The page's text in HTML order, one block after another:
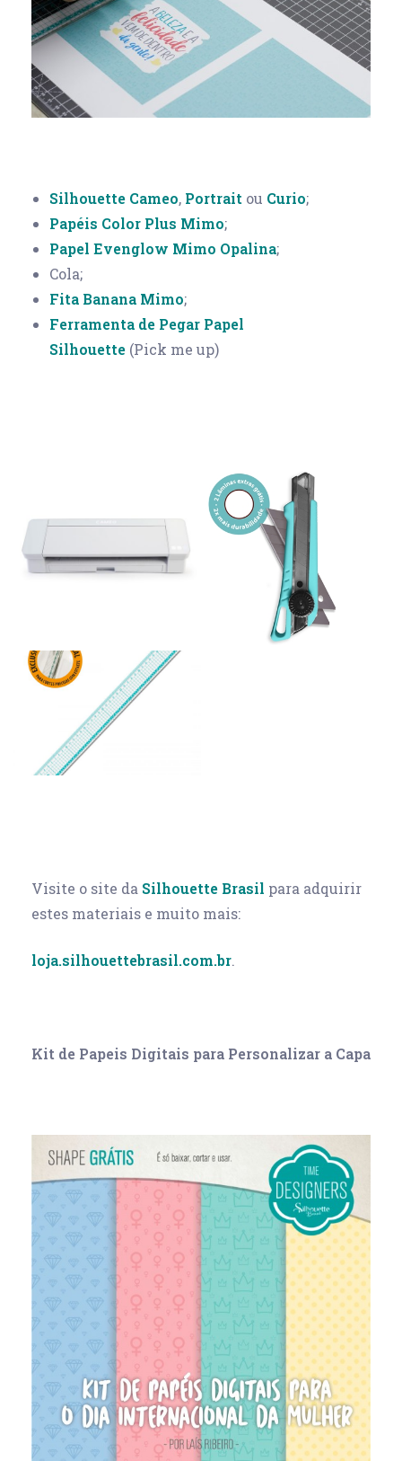
Silhouette Cameo, Portrait ou Curio;
Papéis Color Plus Mimo;
Papel Evenglow Mimo Opalina;
Cola;
Fita Banana Mimo;
Ferramenta de Pegar Papel
Silhouette (Pick me up)
Visite o site da Silhouette Brasil para adquirir
estes materiais e muito mais:
loja.silhouettebrasil.com.br.
Kit de Papeis Digitais para Personalizar a Capa